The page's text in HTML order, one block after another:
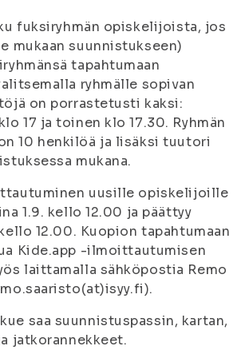
fuksiryhmän opiskelijoista, jos
mukaan suunnistukseen)
tapahtumaan
ryhmälle sopivan
on porrastetusti kaksi:
17 ja toinen klo 17.30. Ryhmän
10 henkilöä ja lisäksi tuutori
mukana.
uusille opiskelijoille
1.9. kello 12.00 ja päättyy
12.00. Kuopion tapahtumaan
Kide.app -ilmoittautumisen
laittamalla sähköpostia Remo
saa suunnistuspassin, kartan,
jatkorannekkeet.